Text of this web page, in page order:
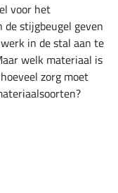
voor het
stijgbeugel geven
in de stal aan te
welk materiaal is
zorg moet